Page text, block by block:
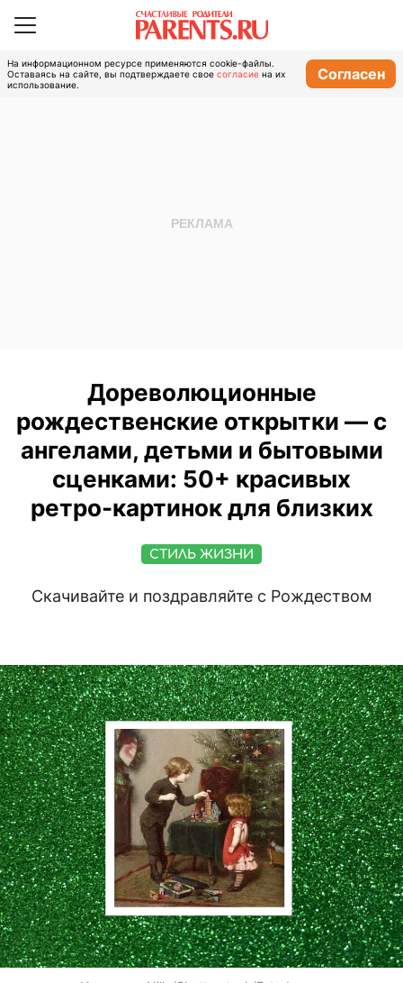
На информационном ресурсе применяются cookie-файлы.
Оставаясь на сайте, вы подтверждаете свое согласие на их
использование.
Согласен
Дореволюционные
рождественские открытки — с
ангелами, детьми и бытовыми
сценками: 50+ красивых
ретро-картинок для близких
СТИЛЬ ЖИЗНИ
Скачивайте и поздравляйте с Рождеством